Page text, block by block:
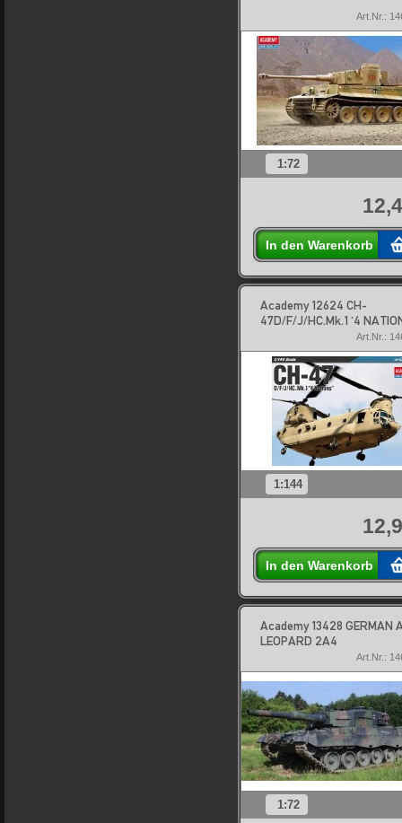
Art.Nr.:
1:72
In den Warenkorb
Academy 12624 CH-
47D/F/J/HC.Mk.1 '4
Art.Nr.:
1:144
In den Warenkorb
Academy 13428 GERMAN
LEOPARD 2A4
Art.Nr.:
1:72